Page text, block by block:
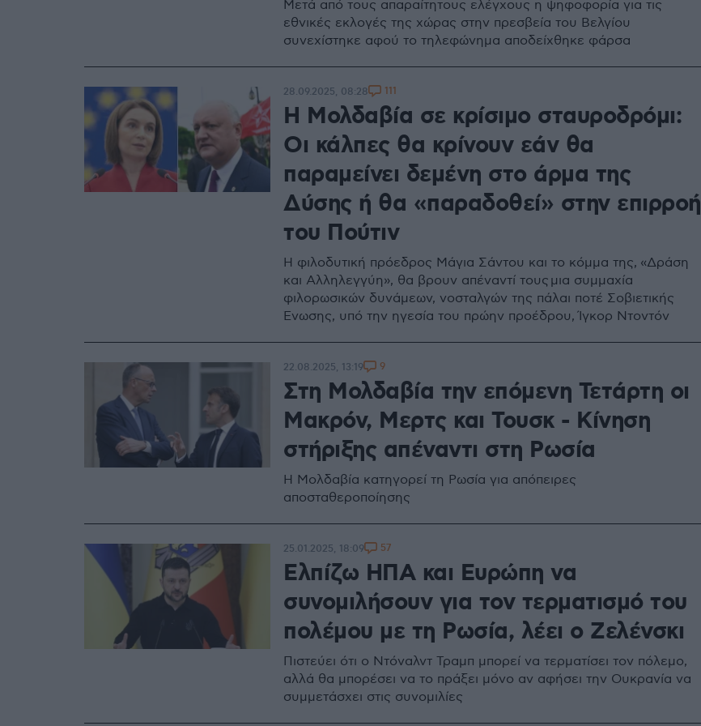
Μετά από τους απαραίτητους ελέγχους η ψηφοφορία για τις
εθνικές εκλογές της χώρας στην πρεσβεία του Βελγίου
συνεχίστηκε αφού το τηλεφώνημα αποδείχθηκε φάρσα
Η Μολδαβία σε κρίσιμο σταυροδρόμι:
Οι κάλπες θα κρίνουν εάν θα
παραμείνει δεμένη στο άρμα της
Δύσης ή θα «παραδοθεί» στην επιρροή
του Πούτιν
Η φιλοδυτική πρόεδρος Μάγια Σάντου και το κόμμα της, «Δράση
και Αλληλεγγύη», θα βρουν απέναντί τους μια συμμαχία
φιλορωσικών δυνάμεων, νοσταλγών της πάλαι ποτέ Σοβιετικής
Ένωσης, υπό την ηγεσία του πρώην προέδρου, Ίγκορ Ντοντόν
28.09.2025, 08:28 111
Στη Μολδαβία την επόμενη Τετάρτη οι
Μακρόν, Μερτς και Τουσκ - Κίνηση
στήριξης απέναντι στη Ρωσία
Η Μολδαβία κατηγορεί τη Ρωσία για απόπειρες
αποσταθεροποίησης
22.08.2025, 13:19 9
Ελπίζω ΗΠΑ και Ευρώπη να
συνομιλήσουν για τον τερματισμό του
πολέμου με τη Ρωσία, λέει ο Ζελένσκι
Πιστεύει ότι ο Ντόναλντ Τραμπ μπορεί να τερματίσει τον πόλεμο,
αλλά θα μπορέσει να το πράξει μόνο αν αφήσει την Ουκρανία να
συμμετάσχει στις συνομιλίες
25.01.2025, 18:09 57